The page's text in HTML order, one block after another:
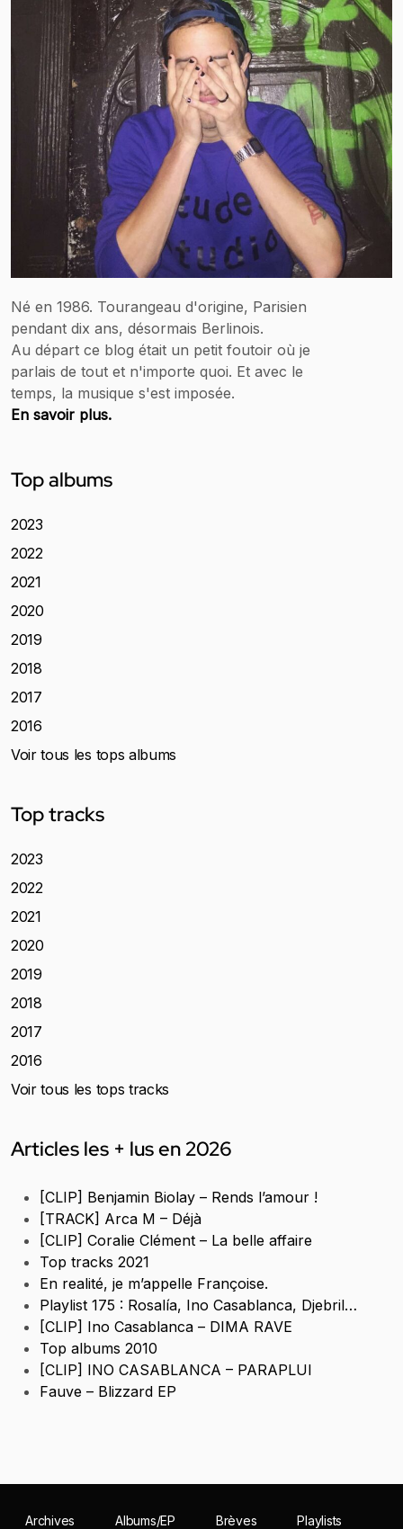
Né en 1986. Tourangeau d'origine, Parisien
pendant dix ans, désormais Berlinois.
Au départ ce blog était un petit foutoir où je
parlais de tout et n'importe quoi. Et avec le
temps, la musique s'est imposée.
En savoir plus.
Top albums
2023
2022
2021
2020
2019
2018
2017
2016
Voir tous les tops albums
Top tracks
2023
2022
2021
2020
2019
2018
2017
2016
Voir tous les tops tracks
Articles les + lus en 2026
[CLIP] Benjamin Biolay – Rends l’amour !
[TRACK] Arca M – Déjà
[CLIP] Coralie Clément – La belle affaire
Top tracks 2021
En realité, je m’appelle Françoise.
Playlist 175 : Rosalía, Ino Casablanca, Djebril…
[CLIP] Ino Casablanca – DIMA RAVE
Top albums 2010
[CLIP] INO CASABLANCA – PARAPLUI
Fauve – Blizzard EP
Archives Albums/EP Brèves
Playlists